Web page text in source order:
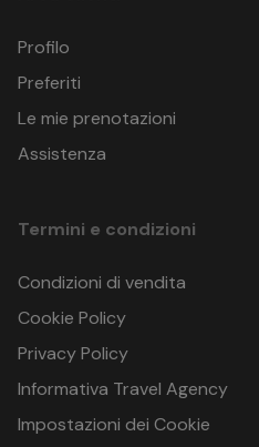
Profilo
Preferiti
Le mie prenotazioni
Assistenza
Termini e condizioni
Condizioni di vendita
Cookie Policy
Privacy Policy
Informativa Travel Agency
Impostazioni dei Cookie